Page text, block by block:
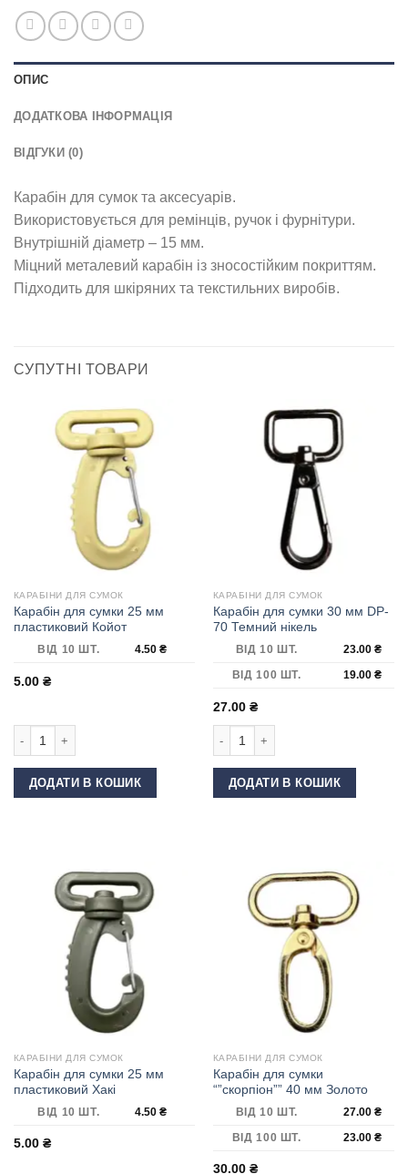
ОПИС
ДОДАТКОВА ІНФОРМАЦІЯ
ВІДГУКИ (0)
Карабін для сумок та аксесуарів.
Використовується для ремінців, ручок і фурнітури.
Внутрішній діаметр – 15 мм.
Міцний металевий карабін із зносостійким покриттям.
Підходить для шкіряних та текстильних виробів.
СУПУТНІ ТОВАРИ
КАРАБІНИ ДЛЯ СУМОК
Карабін для сумки 25 мм
пластиковий Койот
ВІД 10 ШТ. 4.50 ₴
5.00 ₴
ДОДАТИ В КОШИК
КАРАБІНИ ДЛЯ СУМОК
Карабін для сумки 30 мм DP-
70 Темний нікель
ВІД 10 ШТ. 23.00₴
ВІД 100 ШТ.
19.00₴
27.00 ₴
ДОДАТИ В КОШИК
КАРАБІНИ ДЛЯ СУМОК
Карабін для сумки 25 мм
пластиковий Хакі
ВІД 10 ШТ. 4.50 ₴
5.00 ₴
КАРАБІНИ ДЛЯ СУМОК
Карабін для сумки
“”скорпіон”” 40 мм Золото
ВІД 10 ШТ. 27.00₴
ВІД 100 ШТ.
23.00₴
30.00 ₴